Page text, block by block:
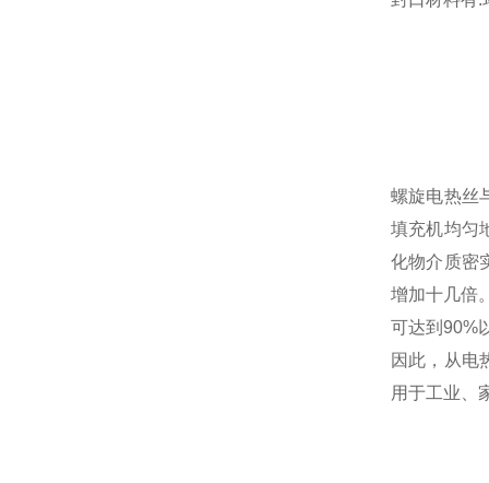
螺旋电热丝
填充机均匀
化物介质密
增加十几倍
可达到90%
因此，从电
用于工业、